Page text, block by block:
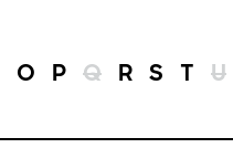
O P Q R S T U